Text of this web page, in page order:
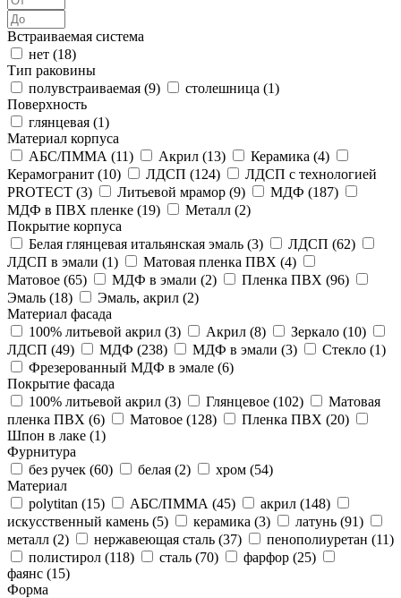
Встраиваемая система
нет (18)
Тип раковины
полувстраиваемая (9) столешница (1)
Поверхность
глянцевая (1)
Материал корпуса
АБС/ПММА (11) Акрил (13) Керамика (4)
Керамогранит (10) ЛДСП (124)
ЛДСП с технологией
PROTECT (3) Литьевой мрамор (9) МДФ (187)
МДФ в ПВХ пленке (19) Металл (2)
Покрытие корпуса
Белая глянцевая итальянская эмаль (3) ЛДСП (62)
ЛДСП в эмали (1) Матовая пленка ПВХ (4)
Матовое (65) МДФ в эмали (2) Пленка ПВХ (96)
Эмаль (18) Эмаль, акрил (2)
Материал фасада
100% литьевой акрил (3) Акрил (8) Зеркало (10)
ЛДСП (49) МДФ (238) МДФ в эмали (3) Стекло (1)
Фрезерованный МДФ в эмале (6)
Покрытие фасада
100% литьевой акрил (3) Глянцевое (102)
Матовая
пленка ПВХ (6) Матовое (128) Пленка ПВХ (20)
Шпон в лаке (1)
Фурнитура
без ручек (60) белая (2) хром (54)
Материал
polytitan (15) АБС/ПММА (45) акрил (148)
искусственный камень (5) керамика (3) латунь (91)
металл (2) нержавеющая сталь (37) пенополиуретан (11)
полистирол (118) сталь (70) фарфор (25)
фаянс (15)
Форма